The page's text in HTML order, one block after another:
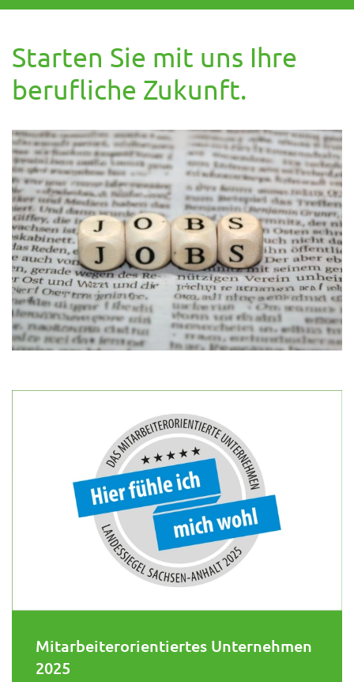
Starten Sie mit uns Ihre
berufliche Zukunft.
Mitarbeiterorientiertes Unternehmen
2025